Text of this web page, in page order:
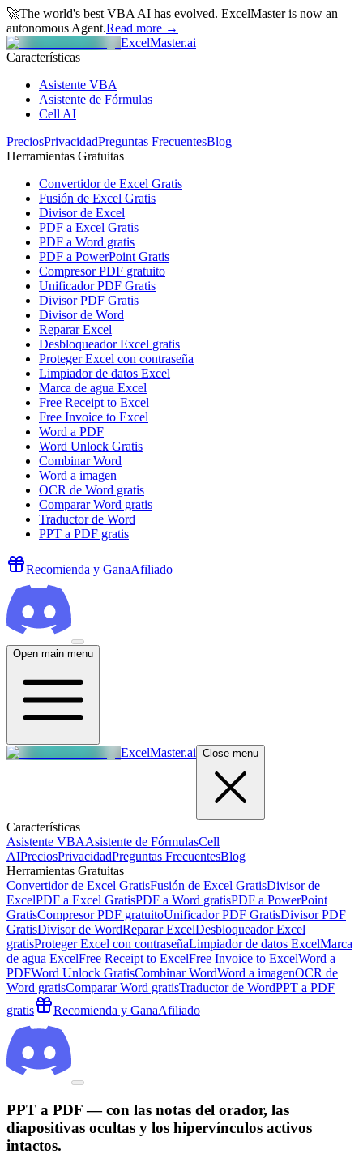
🚀The world's best VBA AI has evolved. ExcelMaster is now an
autonomous Agent.Read more →
ExcelMaster.ai
Características
Asistente VBA
Asistente de Fórmulas
Cell AI
PreciosPrivacidadPreguntas FrecuentesBlog
Herramientas Gratuitas
Convertidor de Excel Gratis
Fusión de Excel Gratis
Divisor de Excel
PDF a Excel Gratis
PDF a Word gratis
PDF a PowerPoint Gratis
Compresor PDF gratuito
Unificador PDF Gratis
Divisor PDF Gratis
Divisor de Word
Reparar Excel
Desbloqueador Excel gratis
Proteger Excel con contraseña
Limpiador de datos Excel
Marca de agua Excel
Free Receipt to Excel
Free Invoice to Excel
Word a PDF
Word Unlock Gratis
Combinar Word
Word a imagen
OCR de Word gratis
Comparar Word gratis
Traductor de Word
PPT a PDF gratis
Recomienda y GanaAfiliado
Open main menu
ExcelMaster.ai Close menu
Características
Asistente VBAAsistente de FórmulasCell
AIPreciosPrivacidadPreguntas FrecuentesBlog
Herramientas Gratuitas
Convertidor de Excel GratisFusión de Excel GratisDivisor de
ExcelPDF a Excel GratisPDF a Word gratisPDF a PowerPoint
GratisCompresor PDF gratuitoUnificador PDF GratisDivisor PDF
GratisDivisor de WordReparar ExcelDesbloqueador Excel
gratisProteger Excel con contraseñaLimpiador de datos ExcelMarca
de agua ExcelFree Receipt to ExcelFree Invoice to ExcelWord a
PDFWord Unlock GratisCombinar WordWord a imagenOCR de
Word gratisComparar Word gratisTraductor de WordPPT a PDF
gratis
Recomienda y GanaAfiliado
PPT a PDF — con las notas del orador, las
diapositivas ocultas y los hipervínculos activos
intactos.